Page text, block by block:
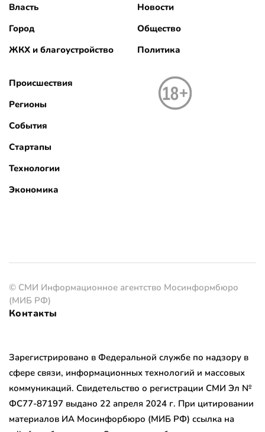
Власть
Город
ЖКХ и благоустройство
Новости
Общество
Политика
Происшествия
Регионы
События
Стартапы
Технологии
Экономика
© СМИ Информационное агентство Мосинформбюро
(МИБ РФ)
Контакты
Зарегистрировано в Федеральной службе по надзору в
сфере связи, информационных технологий и массовых
коммуникаций. Свидетельство о регистрации СМИ Эл №
ФС77-87197 выдано 22 апреля 2024 г. При цитировании
материалов ИА Мосинфорбюро (МИБ РФ) ссылка на